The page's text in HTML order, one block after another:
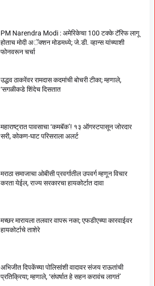
PM Narendra Modi : अमेरिकेचा 100 टक्के टॅरिफ लागू
होताच मोदी अॅक्शन मोडमध्ये; जे.डी. व्हान्स यांच्याशी
फोनवरून चर्चा
उद्धव ठाकरेंवर रामदास कदमांची बोचरी टीका; म्हणाले,
‘सगळीकडे शिंदेच दिसतात
महाराष्ट्रात पावसाचा ‘कमबॅक’! १३ ऑगस्टपासून जोरदार
सरी, कोकण-घाट परिसराला अलर्ट
मराठा समाजाचा ओबीसी प्रवर्गातील उपवर्ग म्हणून विचार
करता येईल, राज्य सरकारचा हायकोर्टात दावा
मच्छर मारायला तलवार वापरू नका; एफडीएच्या कारवाईवर
हायकोर्टाचे ताशेरे
अभिजीत दिपकेंच्या पोलिसांशी वादावर संजय राऊतांची
प्रतिक्रिया; म्हणाले, ‘संघर्षात हे सहन करावंच लागतं’